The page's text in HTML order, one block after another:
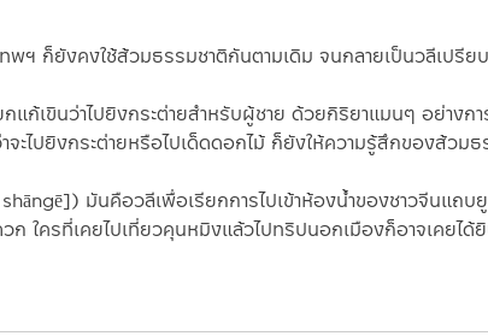
ก็ยังคงใช้ส้วมธรรมชาติกันตามเดิม จนกลายเป็นวลีเปรียบ
แก้เขินว่าไปยิงกระต่ายสำหรับผู้ชาย ด้วยกิริยาแมนๆ อย่า
ะไปยิงกระต่ายหรือไปเด็ดดอกไม้ ก็ยังให้ความรู้สึกของส้วม
มันคือวลีเพื่อเรียกการไปเข้าห้องน้ำของชาวจีนแถ
ก ใครที่เคยไปเที่ยวคุนหมิงแล้วไปทริปนอกเมืองก็อาจเคยได้